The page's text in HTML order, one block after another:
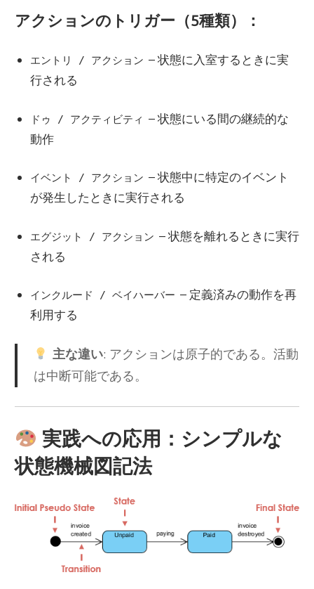
アクションのトリガー（5種類）：
エントリ / アクション – 状態に入室するときに実
行される
ドゥ / アクティビティ – 状態にいる間の継続的な
動作
イベント / アクション – 状態中に特定のイベント
が発生したときに実行される
エグジット / アクション – 状態を離れるときに実行
される
インクルード / ベイハーバー – 定義済みの動作を再
利用する
主な違い: アクションは原子的である。活動
は中断可能である。
実践への応用：シンプルな
状態機械図記法